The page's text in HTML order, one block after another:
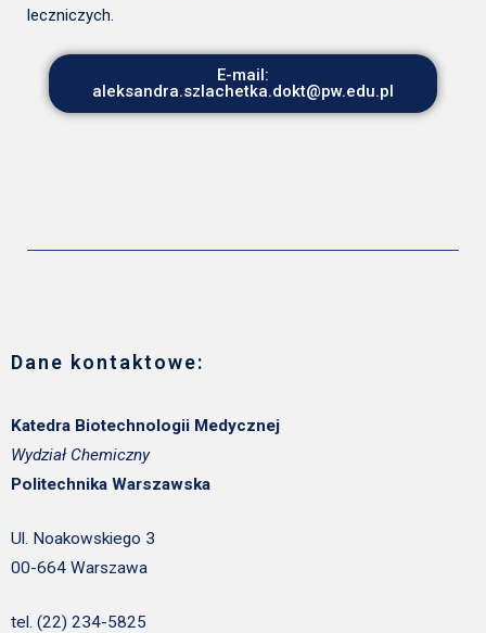
leczniczych.
E-mail:
aleksandra.szlachetka.dokt@pw.edu.pl
Dane kontaktowe:
Katedra Biotechnologii Medycznej
Wydział Chemiczny
Politechnika Warszawska
Ul. Noakowskiego 3
00-664 Warszawa
tel. (22) 234-5825